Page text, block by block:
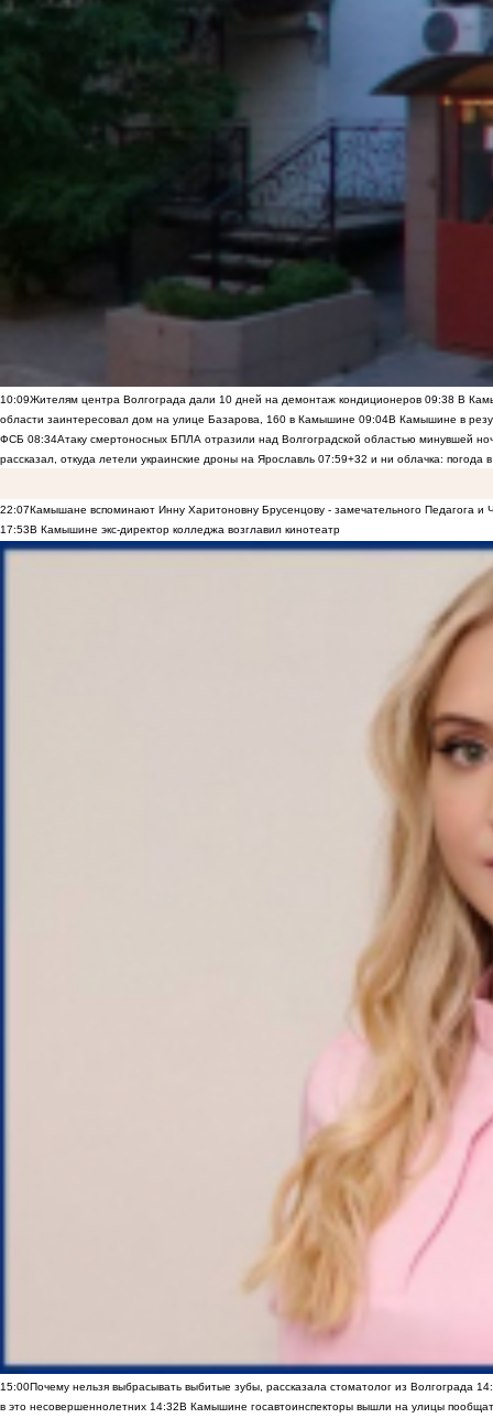
10:09Жителям центра Волгограда дали 10 дней на демонтаж кондиционеров 09:38 В
области заинтересовал дом на улице Базарова, 160 в Камышине 09:04В Камышине в
ФСБ 08:34Атаку смертоносных БПЛА отразили над Волгоградской областью минувшей
рассказал, откуда летели украинские дроны на Ярославль 07:59+32 и ни облачка: погода
22:07Камышане вспоминают Инну Харитоновну Брусенцову - замечательного Педагога и
17:53В Камышине экс-директор колледжа возглавил кинотеатр
15:00Почему нельзя выбрасывать выбитые зубы, рассказала стоматолог из Волгограда
в это несовершеннолетних 14:32В Камышине госавтоинспекторы вышли на улицы